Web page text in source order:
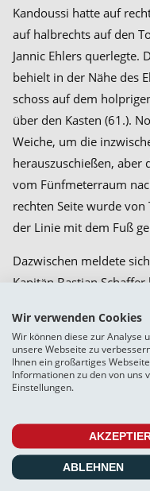
Kandoussi hatte auf
auf halbrechts auf den
Jannic Ehlers querlegte.
behielt in der Nähe des
schoss auf dem
über den Kasten (61.).
Weiche, um die
herauszuschießen,
vom Fünfmeterraum
rechten Seite wurde
der Linie mit dem Fuß
Dazwischen meldete
Kapitän Bastian
schoss ebenfalls
machte es da Willem-
aus dem rechten
Flensburgers Pierre
sehenswert ins lange
köpfte er links vorbei
Weiche hatte dennoch
Wir verwenden Cookies
Wir können diese zur Analyse
unsere Webseite zu
Ihnen ein großartiges
Informationen zu den von uns
Einstellungen.
ABLEHNEN